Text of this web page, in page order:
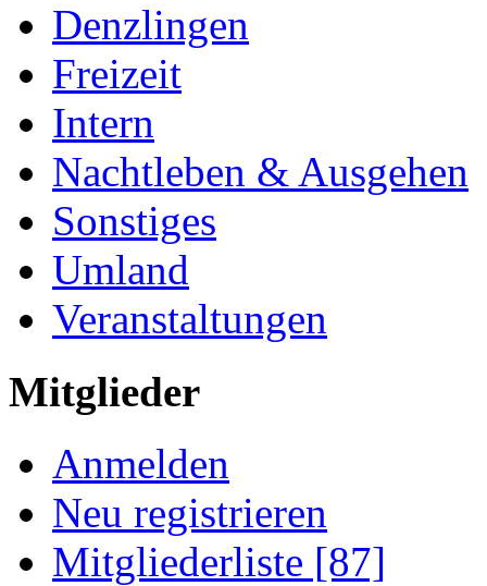
Denzlingen
Freizeit
Intern
Nachtleben & Ausgehen
Sonstiges
Umland
Veranstaltungen
Mitglieder
Anmelden
Neu registrieren
Mitgliederliste [87]